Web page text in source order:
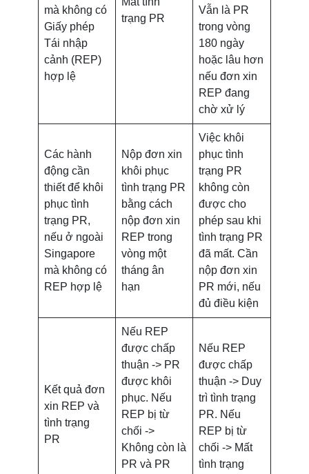
mà không có
Giấy phép
Tái nhập
cảnh (REP)
hợp lệ
trạng PR
Vẫn là PR
trong vòng
180 ngày
hoặc lâu hơn
nếu đơn xin
REP đang
chờ xử lý
Các hành
động cần
thiết để khôi
phục tình
trạng PR,
nếu ở ngoài
Singapore
mà không có
REP hợp lệ
Nộp đơn xin
khôi phục
tình trạng PR
bằng cách
nộp đơn xin
REP trong
vòng một
tháng ân
hạn
Việc khôi
phục tình
trạng PR
không còn
được cho
phép sau khi
tình trạng PR
đã mất. Cần
nộp đơn xin
PR mới, nếu
đủ điều kiện
Kết quả đơn
xin REP và
tình trạng
PR
Nếu REP
được chấp
thuận -> PR
được khôi
phục. Nếu
REP bị từ
chối ->
Không còn là
PR và PR
Nếu REP
được chấp
thuận -> Duy
trì tình trạng
PR. Nếu
REP bị từ
chối -> Mất
tình trạng